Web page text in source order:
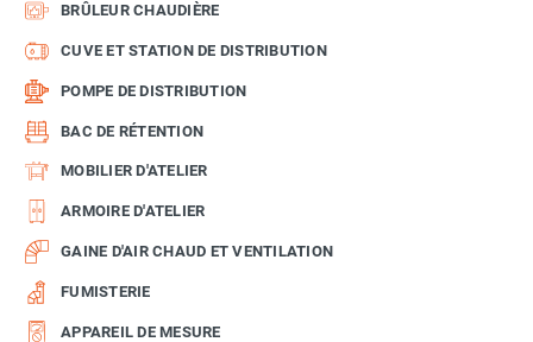
BRÛLEUR CHAUDIÈRE
CUVE ET STATION DE DISTRIBUTION
POMPE DE DISTRIBUTION
BAC DE RÉTENTION
MOBILIER D'ATELIER
ARMOIRE D'ATELIER
GAINE D'AIR CHAUD ET VENTILATION
FUMISTERIE
APPAREIL DE MESURE